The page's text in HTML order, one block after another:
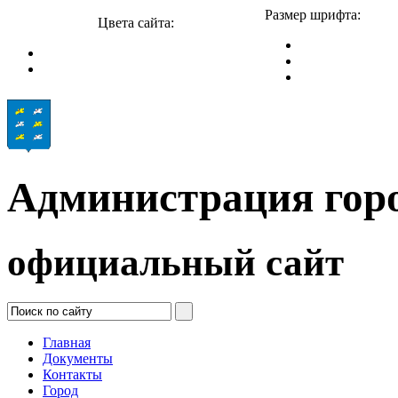
Цвета сайта:
Размер шрифта:
Администрация
официальный сайт
Главная
Документы
Контакты
Город